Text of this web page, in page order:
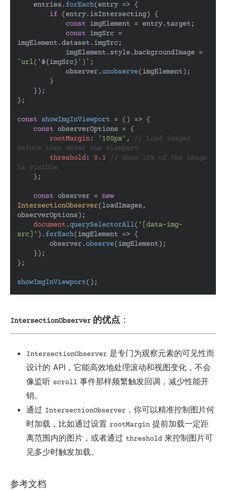
    entries.
forEach(entry => {
if (entry. isIntersecting) {
const imgElement = entry. target;
const imgSrc =
imgElement. dataset. imgSrc;
            imgElement.
style.backgroundImage
`url(' ${imgSrc} ')` ;
            observer.
unobserve(imgElement);
};
const showImgInViewport = ( ) => {
const observerOptions = {
rootMargin: '100px' ,
// Load images
before they enter the viewport
threshold: 0.1
// When 10% of the image
is visible
const observer = new
IntersectionObserver(loadImages,
observerOptions);
document. querySelectorAll( '[data-img-
src]' ). forEach(imgElement => {
        observer.
observe(imgElement);
};
showImgInViewport();
IntersectionObserver 的优点 ：
IntersectionObserver 是专门为观察元素的可见性而
设计的 API，它能高效地处理滚动和视图变化，不会
像监听 scroll 事件那样频繁触发回调，减少性能开
销。
通过 IntersectionObserver ，你可以精准控制图片何
时加载，比如通过设置 rootMargin 提前加载一定距
离范围内的图片，或者通过 threshold 来控制图片可
见多少时触发加载。
参考文档